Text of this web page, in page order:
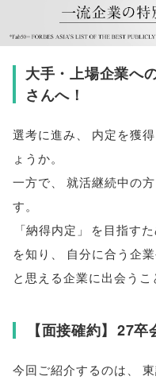
大手・上場企業へ
さんへ！
選考に進み、
内定を獲
ょうか。
一方で、
就活継続中の
す。
「納得内定 」 を目指す
を知り 、 自分に合う企
と思える企業に出会うこ
【面接確約】 27卒
今回ご紹介するのは、